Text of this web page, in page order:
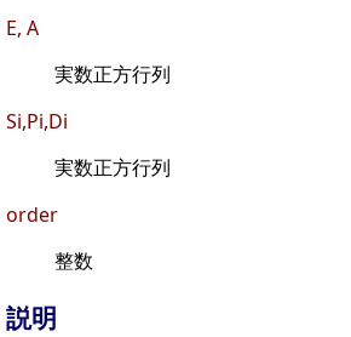
E, A
実数正方行列
Si,Pi,Di
実数正方行列
order
整数
説明